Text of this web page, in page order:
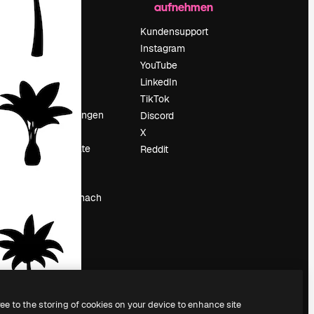
Preise
Über uns
Reviews
Suchtrends
Blog
Veranstaltungen
Slidesgo
Deine Inhalte
verkaufen
Suchst du nach
magnific.ai
aufnehmen
Kundensupport
Instagram
YouTube
LinkedIn
TikTok
Discord
X
Reddit
to the storing of cookies on your device to enhance site